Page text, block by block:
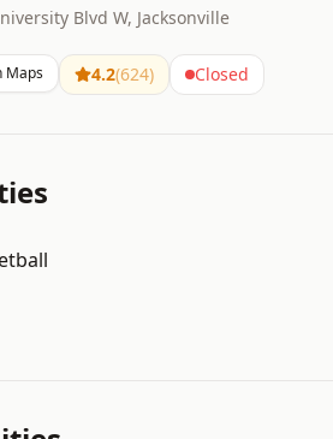
Blvd W, Jacksonville
Maps 4.2(624) Closed